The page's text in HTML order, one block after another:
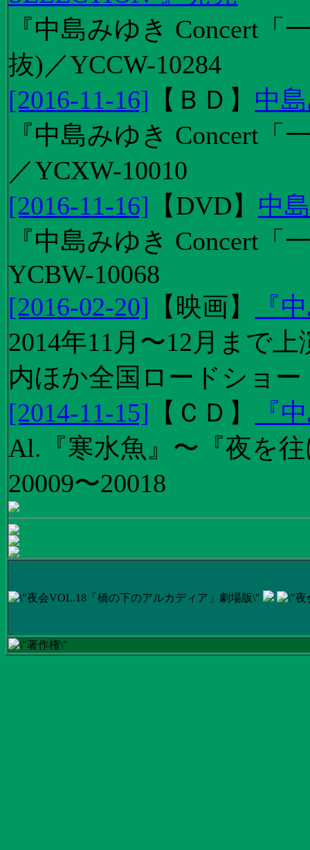
『中島みゆき Concert
抜)／YCCW-10284
[2016-11-16] 【 ＢＤ 】 中
『中島みゆき Concert
／YCXW-10010
[2016-11-16] 【DVD】 中
『中島みゆき Concert
YCBW-10068
[2016-02-20] 【 映画】
『
2014年11月〜12月まで
内ほか全国ロードショー
[2014-11-15] 【 ＣＤ 】
『
Al.『寒水魚』〜『夜を
20009〜20018